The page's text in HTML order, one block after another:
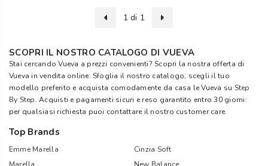
1 di 1
SCOPRI IL NOSTRO CATALOGO DI VUEVA
Stai cercando Vueva a prezzi convenienti? Scopri la nostra offerta di
Vueva in vendita online. Sfoglia il nostro catalogo, scegli il tuo
modello preferito e acquista comodamente da casa le Vueva su Step
By Step. Acquisti e pagamenti sicuri e reso garantito entro 30 giorni:
per qualsiasi richiesta puoi contattare il nostro customer care.
Top Brands
Emme Marella
Cinzia Soft